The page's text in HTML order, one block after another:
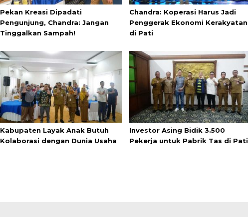
Pekan Kreasi Dipadati
Pengunjung, Chandra: Jangan
Tinggalkan Sampah!
Chandra: Koperasi Harus Jadi
Penggerak Ekonomi Kerakyatan
di Pati
Kabupaten Layak Anak Butuh
Kolaborasi dengan Dunia Usaha
Investor Asing Bidik 3.500
Pekerja untuk Pabrik Tas di Pati